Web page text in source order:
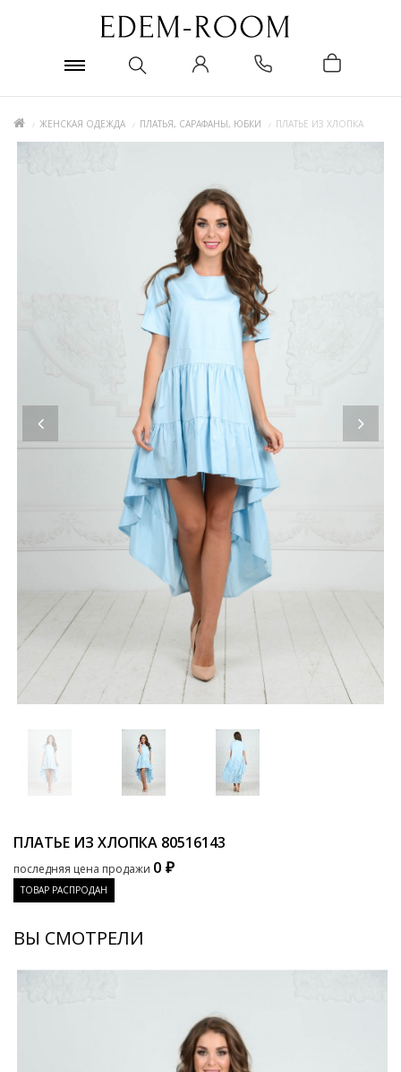
ЖЕНСКАЯ ОДЕЖДА ПЛАТЬЯ, САРАФАНЫ, ЮБКИ ПЛАТЬЕ ИЗ ХЛОПКА
ПЛАТЬЕ ИЗ ХЛОПКА 80516143
последняя цена продажи 0 ₽
ТОВАР РАСПРОДАН
ВЫ СМОТРЕЛИ